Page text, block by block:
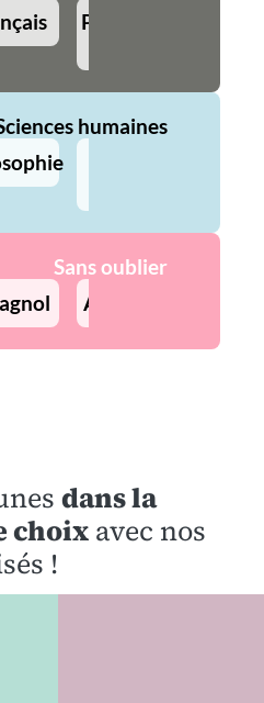
Physique-
humaines
Sans oublier
Allemand
dans la
choix avec nos
!